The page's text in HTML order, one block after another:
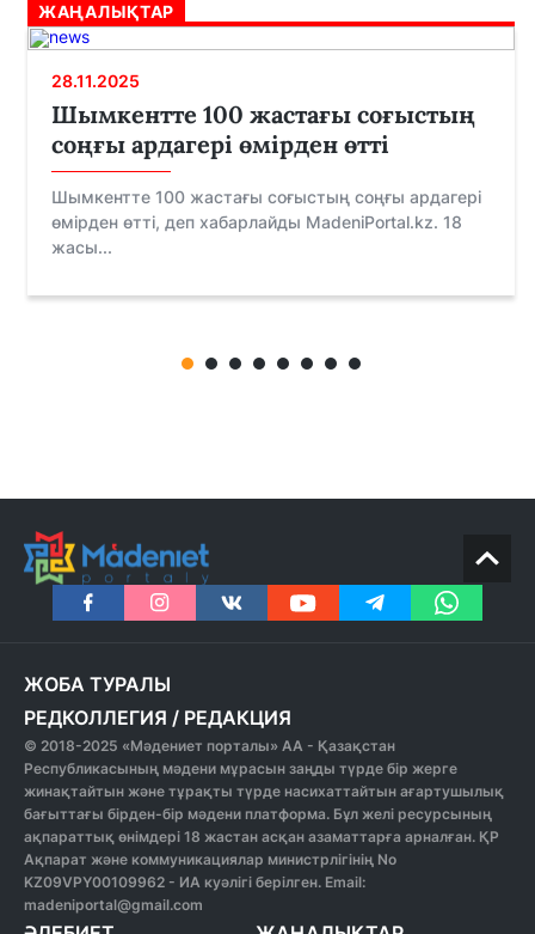
ЖАҢАЛЫҚТАР
28.11.2025
Шымкентте 100 жастағы соғыстың
соңғы ардагері өмірден өтті
Шымкентте 100 жастағы соғыстың соңғы ардагері
өмірден өтті, деп хабарлайды MadeniPortal.kz. 18
жасы...
ЖОБА ТУРАЛЫ
РЕДКОЛЛЕГИЯ / РЕДАКЦИЯ
© 2018-2025 «Мәдениет порталы» АА - Қазақстан
Республикасының мәдени мұрасын заңды түрде бір жерге
жинақтайтын және тұрақты түрде насихаттайтын ағартушылық
бағыттағы бірден-бір мәдени платформа. Бұл желі ресурсының
ақпараттық өнімдері 18 жастан асқан азаматтарға арналған. ҚР
Ақпарат және коммуникациялар министрлігінің No
KZ09VPY00109962 - ИА куәлігі берілген. Email:
madeniportal@gmail.com